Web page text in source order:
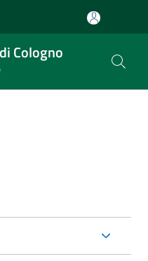
Cologno